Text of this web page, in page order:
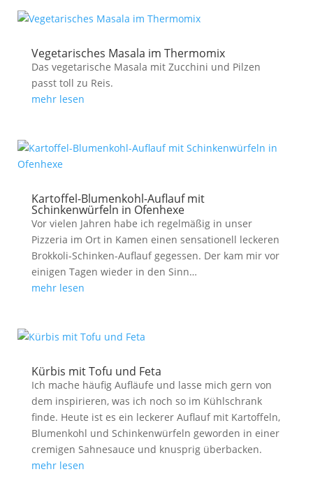
Vegetarisches Masala im Thermomix
Das vegetarische Masala mit Zucchini und Pilzen
passt toll zu Reis.
mehr lesen
Kartoffel-Blumenkohl-Auflauf mit
Schinkenwürfeln in Ofenhexe
Vor vielen Jahren habe ich regelmäßig in unser
Pizzeria im Ort in Kamen einen sensationell leckeren
Brokkoli-Schinken-Auflauf gegessen. Der kam mir vor
einigen Tagen wieder in den Sinn…
mehr lesen
Kürbis mit Tofu und Feta
Ich mache häufig Aufläufe und lasse mich gern von
dem inspirieren, was ich noch so im Kühlschrank
finde. Heute ist es ein leckerer Auflauf mit Kartoffeln,
Blumenkohl und Schinkenwürfeln geworden in einer
cremigen Sahnesauce und knusprig überbacken.
mehr lesen